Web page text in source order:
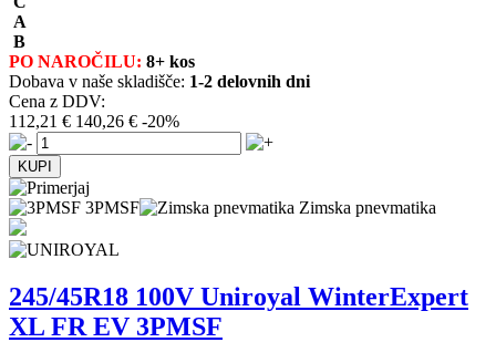
A
B
PO NAROČILU: 8+ kos
Dobava v naše skladišče: 1-2 delovnih dni
Cena z DDV:
112,21 € 140,26 € -20%
3PMSF Zimska pnevmatika
245/45R18 100V Uniroyal WinterExpert
XL FR EV 3PMSF